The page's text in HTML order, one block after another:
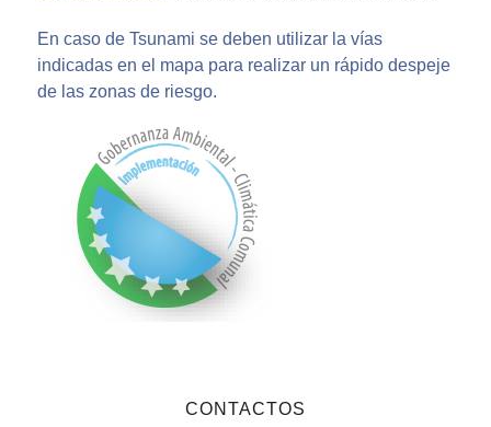
En caso de Tsunami se deben utilizar la vías
indicadas en el mapa para realizar un rápido despeje
de las zonas de riesgo.
CONTACTOS